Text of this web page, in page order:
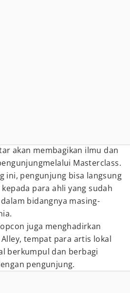
akan membagikan ilmu dan
Masterclass.
ini, pengunjung bisa langsung
para ahli yang sudah
bidangnya masing-
juga menghadirkan
tempat para artis lokal
berkumpul dan berbagi
pengunjung.